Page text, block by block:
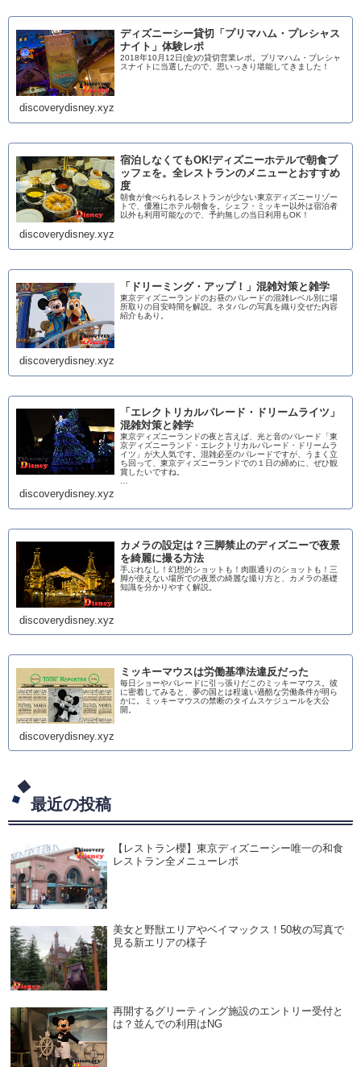
ディズニーシー貸切「プリマハム・プレシャス
ナイト」体験レポ
2018年10月12日(金)の貸切営業レポ。プリマハム・プレシャ
スナイトに当選したので、思いっきり堪能してきました！
discoverydisney.xyz
宿泊しなくてもOK!ディズニーホテルで朝食ブ
ッフェを。全レストランのメニューとおすすめ
度
朝食が食べられるレストランが少ない東京ディズニーリゾー
トで、優雅にホテル朝食を。シェフ・ミッキー以外は宿泊者
以外も利用可能なので、予約無しの当日利用もOK！
discoverydisney.xyz
「ドリーミング・アップ！」混雑対策と雑学
東京ディズニーランドのお昼のパレードの混雑レベル別に場
所取りの目安時間を解説。ネタバレの写真を織り交ぜた内容
紹介もあり。
discoverydisney.xyz
「エレクトリカルパレード・ドリームライツ」
混雑対策と雑学
東京ディズニーランドの夜と言えば、光と音のパレード「東
京ディズニーランド・エレクトリカルパレード・ドリームラ
イツ」が大人気です。混雑必至のパレードですが、うまく立
ち回って、東京ディズニーランドでの１日の締めに、ぜひ観
賞したいですね。
…
discoverydisney.xyz
カメラの設定は？三脚禁止のディズニーで夜景
を綺麗に撮る方法
手ぶれなし！幻想的ショットも！肉眼通りのショットも！三
脚が使えない場所での夜景の綺麗な撮り方と、カメラの基礎
知識を分かりやすく解説。
discoverydisney.xyz
ミッキーマウスは労働基準法違反だった
毎日ショーやパレードに引っ張りだこのミッキーマウス。彼
に密着してみると、夢の国とは程遠い過酷な労働条件が明ら
かに。ミッキーマウスの禁断のタイムスケジュールを大公
開。
discoverydisney.xyz
最近の投稿
【レストラン櫻】東京ディズニーシー唯一の和食
レストラン全メニューレポ
美女と野獣エリアやベイマックス！50枚の写真で
見る新エリアの様子
再開するグリーティング施設のエントリー受付と
は？並んでの利用はNG